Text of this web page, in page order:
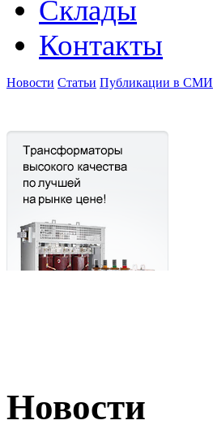
Склады
Контакты
Новости Статьи Публикации в СМИ
Новости